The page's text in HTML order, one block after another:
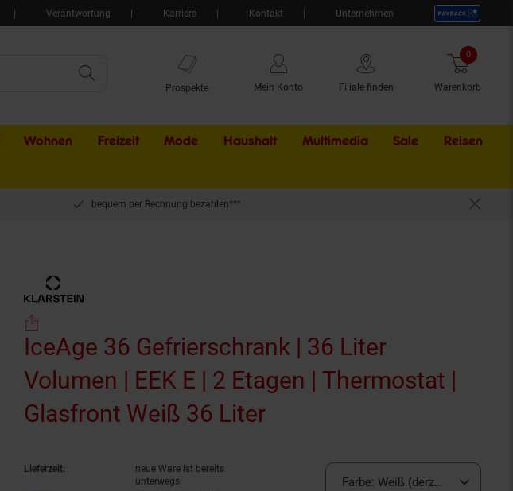
Verantwortung Karriere Kontakt Unternehmen
Prospekte Mein Konto Filiale finden Warenkorb
0 Artikel
Wohnen Freizeit Mode Haushalt Multimedia Sale Externer
Reisen
bequem per Rechnung bezahlen***
IceAge 36 Gefrierschrank | 36 Liter
Volumen | EEK E | 2 Etagen | Thermostat |
Glasfront Weiß 36 Liter(Produkt aktuell
Lieferzeit:
neue Ware ist bereits
unterwegs
Farbe: Weiß (derzeit